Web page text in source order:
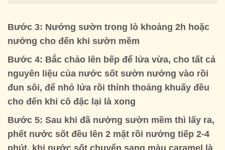
Bước 3: Nướng sườn trong lò khoảng 2h hoặc
nướng cho đến khi sườn mềm
Bước 4: Bắc chảo lên bếp để lửa vừa, cho tất cả
nguyên liệu của nước sốt sườn nướng vào rồi
đun sôi, để nhỏ lửa rồi thỉnh thoảng khuấy đều
cho đến khi cô đặc lại là xong
Bước 5: Sau khi đã nướng sườn mềm thì lấy ra,
phết nước sốt đều lên 2 mặt rồi nướng tiếp 2-4
phút, khi nước sốt chuyển sang màu caramel là